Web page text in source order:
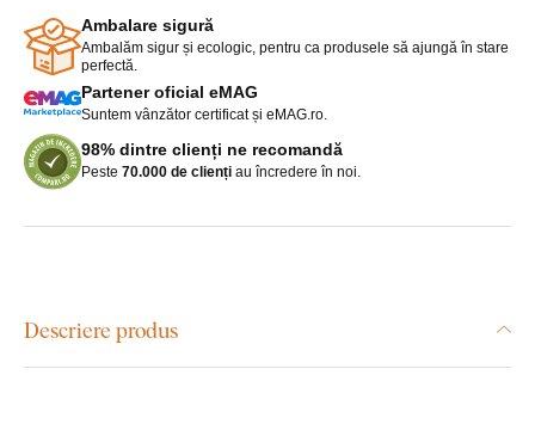
Ambalare sigură
Ambalăm sigur și ecologic, pentru ca produsele să ajungă în stare
perfectă.
Partener oficial eMAG
Suntem vânzător certificat și eMAG.ro.
98% dintre clienți ne recomandă
Peste 70.000 de clienți au încredere în noi.
Descriere produs